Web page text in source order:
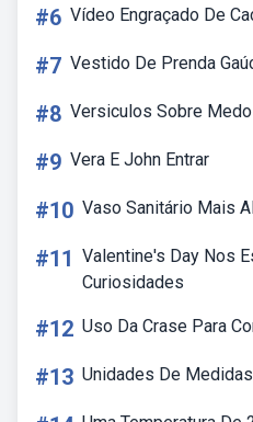
#6 Vídeo Engraçado De
#7 Vestido De Prenda
#8 Versiculos Sobre
#9 Vera E John Entrar
#10 Vaso Sanitário Mais
#11 Valentine's Day Nos
Curiosidades
#12 Uso Da Crase Para
#13 Unidades De